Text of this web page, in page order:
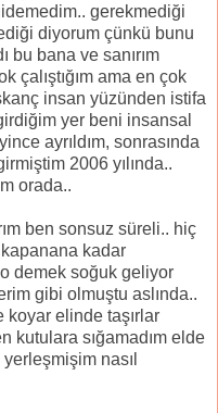
gerekmediği
diyorum çünkü bunu
bu bana ve sanırım
çalıştığım ama en çok
insan yüzünden istifa
yer beni insansal
ayrıldım, sonrasında
2006 yılında..
orada..
ben sonsuz süreli.. hiç
kapanana kadar
demek soğuk geliyor
gibi olmuştu aslında..
koyar elinde taşırlar
kutulara sığamadım elde
nasıl